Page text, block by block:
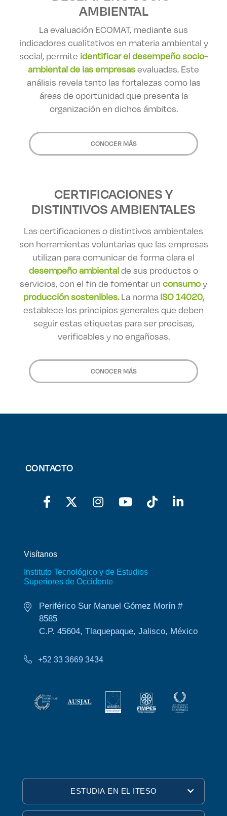
AMBIENTAL
La evaluación ECOMAT, mediante sus
indicadores cualitativos en materia ambiental y
social, permite identificar el desempeño socio-
ambiental de las empresasevaluadas. Este
análisis revela tanto las fortalezas como las
áreas de oportunidad que presenta la
organización en dichos ámbitos.
CONOCER MÁS
CERTIFICACIONES Y
DISTINTIVOS AMBIENTALES
Las certificaciones o distintivos ambientales
son herramientas voluntarias que las empresas
utilizan para comunicar de forma clara el
desempeño ambientalde sus productos o
servicios, con el fin de fomentar un consumoy
producción sostenibles.La norma ISO 14020,
establece los principios generales que deben
seguir estas etiquetas para ser precisas,
verificables y no engañosas.
CONOCER MÁS
CONTACTO
Visítanos
Instituto Tecnológico y de Estudios
Superiores de Occidente
Periférico Sur Manuel Gómez Morín #
8585
C.P. 45604, Tlaquepaque, Jalisco, México
+52 33 3669 3434
ESTUDIA EN EL ITESO